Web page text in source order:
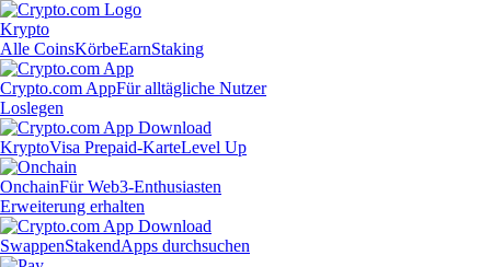
Krypto
Alle CoinsKörbeEarnStaking
Crypto.com AppFür alltägliche Nutzer
Loslegen
KryptoVisa Prepaid-KarteLevel Up
OnchainFür Web3-Enthusiasten
Erweiterung erhalten
SwappenStakendApps durchsuchen